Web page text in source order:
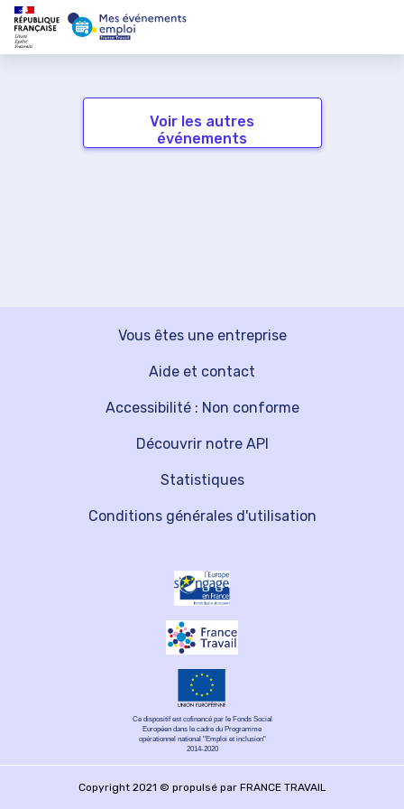
Voir les autres
événements
Vous êtes une entreprise
Découvrir notre API
Aide et contact
Statistiques
Accessibilité : Non conforme
Conditions générales d'utilisation
Ce dispositif est cofinancé par le Fonds Social
Européen dans le cadre du Programme
opérationnel national "Emploi et inclusion"
2014-2020
Copyright 2021 © propulsé par FRANCE TRAVAIL